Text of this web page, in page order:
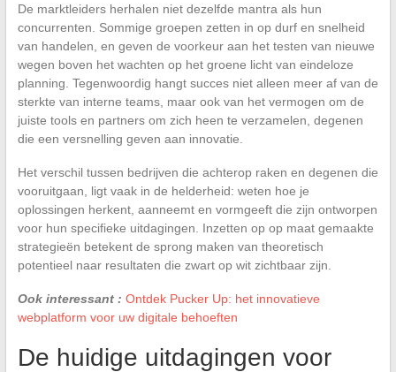
De marktleiders herhalen niet dezelfde mantra als hun
concurrenten. Sommige groepen zetten in op durf en snelheid
van handelen, en geven de voorkeur aan het testen van nieuwe
wegen boven het wachten op het groene licht van eindeloze
planning. Tegenwoordig hangt succes niet alleen meer af van de
sterkte van interne teams, maar ook van het vermogen om de
juiste tools en partners om zich heen te verzamelen, degenen
die een versnelling geven aan innovatie.
Het verschil tussen bedrijven die achterop raken en degenen die
vooruitgaan, ligt vaak in de helderheid: weten hoe je
oplossingen herkent, aanneemt en vormgeeft die zijn ontworpen
voor hun specifieke uitdagingen. Inzetten op op maat gemaakte
strategieën betekent de sprong maken van theoretisch
potentieel naar resultaten die zwart op wit zichtbaar zijn.
Ook interessant : Ontdek Pucker Up: het innovatieve
webplatform voor uw digitale behoeften
De huidige uitdagingen voor